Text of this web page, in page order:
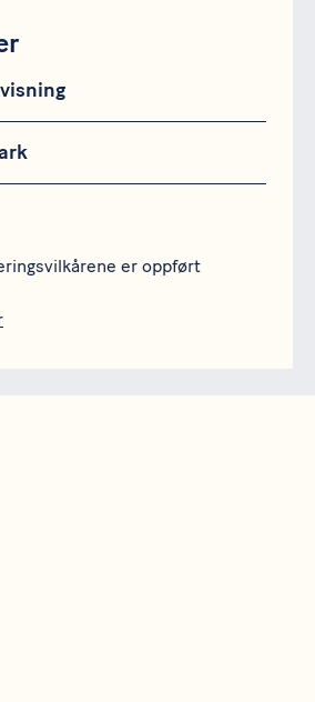
er oppført